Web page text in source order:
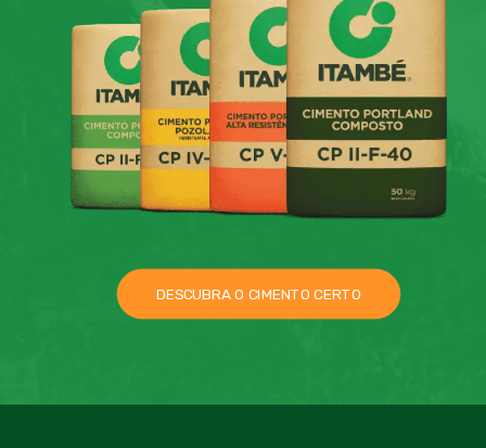
DESCUBRA O CIMENTO CERTO